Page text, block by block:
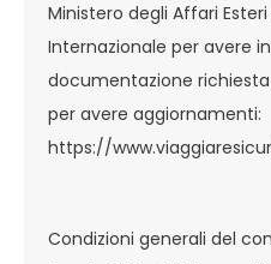
Ministero degli Affari
Internazionale per avere
documentazione richiesta
per avere aggiornamenti:
https://
Condizioni generali del